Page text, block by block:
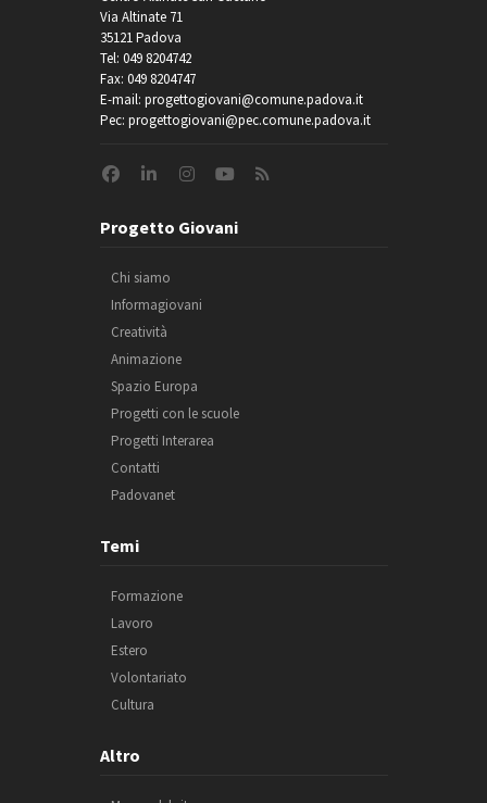
Via Altinate 71
35121 Padova
Tel: 049 8204742
Fax: 049 8204747
E-mail: progettogiovani@comune.padova.it
Pec: progettogiovani@pec.comune.padova.it
Progetto Giovani
Chi siamo
Informagiovani
Creatività
Animazione
Spazio Europa
Progetti con le scuole
Progetti Interarea
Contatti
Padovanet
Temi
Formazione
Lavoro
Estero
Volontariato
Cultura
Altro